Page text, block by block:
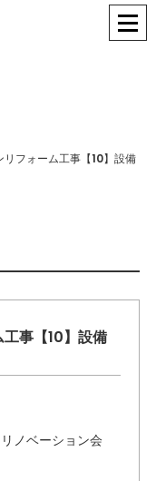
フォーム工事【10】設備
事【10】設備
ノベーション会